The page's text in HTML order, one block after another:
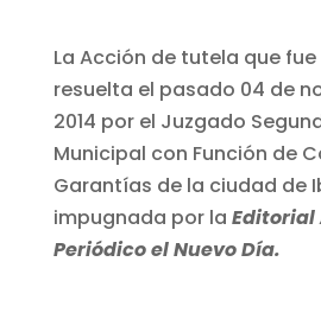
La Acción de tutela que
resuelta el pasado 04 de
2014 por el Juzgado
Municipal con Función de
Garantías de la ciudad de
impugnada por la Editorial
Periódico el Nuevo Día.